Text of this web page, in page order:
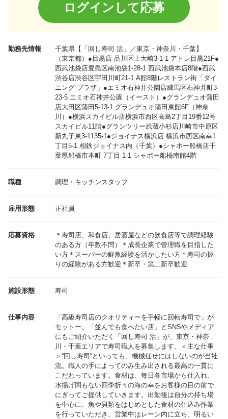
ログインして応募
勤務先情報 千葉県【「回し寿司 活」／東京・神奈川・千葉】
（東京都）●目黒店 品川区上大崎3-1-1 アトレ目黒21F●
西武池袋店豊島区南池袋1-28-1 西武池袋本店8階●西武
渋谷店渋谷区宇田川町21-1 A館8階レストラン街「ダイ
ニング プラザ」●エミオ石神井公園店練馬区石神井町3-
23-5 エミオ石神井公園（イースト）●グランデュオ蒲田
店大田区蒲田5-13-1 グランデュオ蒲田東館6F（神奈
川）●横浜スカイビル店横浜市西区高島2丁目19番12号
スカイビル11階●グランツリー武蔵小杉店川崎市中原区
新丸子東3-1135-1●ジョイナス横浜店 横浜市西区南幸1
丁目5-1 相鉄ジョイナス内（千葉）●シャポー船橋店千
葉県船橋市本町 7丁目 1-1 シャポー船橋南館4階
職種 調理・キッチンスタッフ
雇用形態 正社員
応募資格
＊寿司店、和食店、居酒屋などの飲食店等で調理経験
のある方（年数不問）＊成長企業で管理職を目指した
い方＊スーパーの鮮魚経験を活かしたい方＊寿司の握
りの経験がある方歓迎＊新卒・第二新卒歓迎
施設形態 寿司
仕事内容
「高級寿司店のクオリティーを手軽に回転寿司で」が
モットー。「並んでも食べたい店」とSNSやメディア
にもご紹介いただく「回し寿司 活」が、東京・神奈
川・千葉エリアで寿司職人を募集します。＜主な仕事
＞“回し寿司”といっても、機械任せにはしないのが当社
流。職人の手によってのみ生み出される最高の一貫に
こだわっています。食材は、毎日各市場から仕入れ、
水揚げ間もない四季折々の海の幸をお客様の目の前で
にぎってご提供していきます。出勤後は自分の持ち場
を中心に、魚や貝類をはじめとした食材の仕込み作業
を行っていただき、営業中はレーン内に立ち、明るい